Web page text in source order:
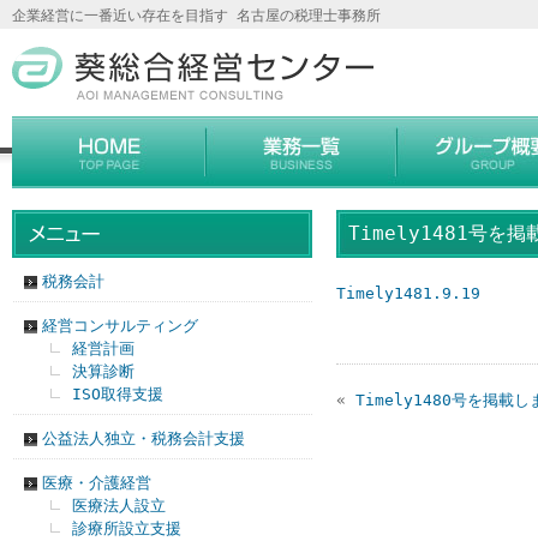
企業経営に一番近い存在を目指す 名古屋の税理士事務所
税務会計
経営コンサルティング
経営計画
決算診断
ISO取得支援
公益法人独立・税務会計支援
医療・介護経営
医療法人設立
診療所設立支援
Timely1481号を掲
Timely1481.9.19
« Timely1480号を掲載し